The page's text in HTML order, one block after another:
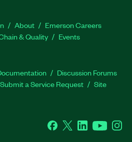
About
Emerson Careers
& Quality Events
Discussion Forums
Submit a Service Request
Site
Facebook
Twitter LinkedInYouTube